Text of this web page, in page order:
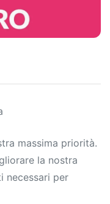
massima priorità.
la nostra
necessari per